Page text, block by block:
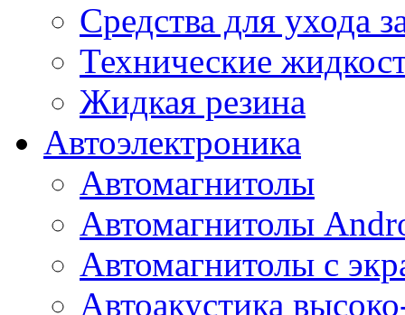
Средства для ухода
Технические
Жидкая резина
Автоэлектроника
Автомагнитолы
Автомагнитолы
Автомагнитолы с
Автоакустика